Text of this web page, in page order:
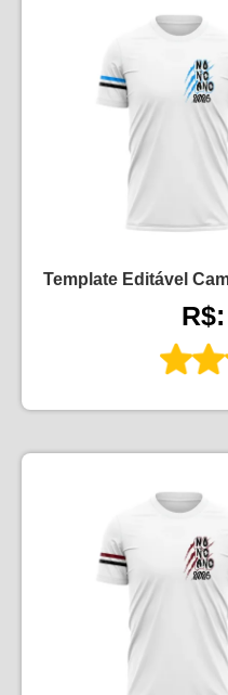
Template Editável